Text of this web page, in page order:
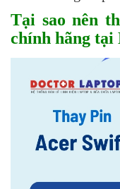
Tại sao nên
chính hãng tại